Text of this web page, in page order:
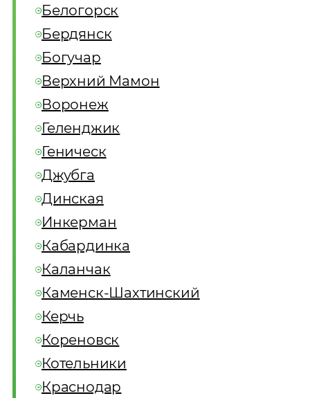
Белогорск
Бердянск
Богучар
Верхний Мамон
Воронеж
Геленджик
Геническ
Джубга
Динская
Инкерман
Кабардинка
Каланчак
Каменск-Шахтинский
Керчь
Кореновск
Котельники
Краснодар